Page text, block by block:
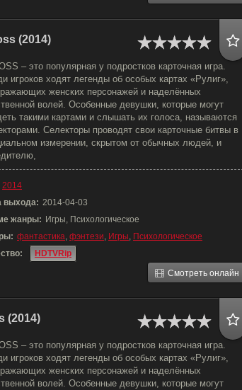
(2014)
– это популярная у подростков карточная игра.
игроков ходят легенды об особых картах «Рулиг»,
женских персонажей и наделённых
волей. Особенные девушки, которые могут
такими картами и слышать их голоса, называются
Селекторы проводят свои карточные битвы в
измерении, скрытом от обычных людей, и
2014
выхода: 2014-04-03
жанры: Игры, Психологическое
фантастика, фэнтези, Игры, Психологическое
HDTVRip
Смотреть онлайн
(2014)
– это популярная у подростков карточная игра.
игроков ходят легенды об особых картах «Рулиг»,
женских персонажей и наделённых
волей. Особенные девушки, которые могут